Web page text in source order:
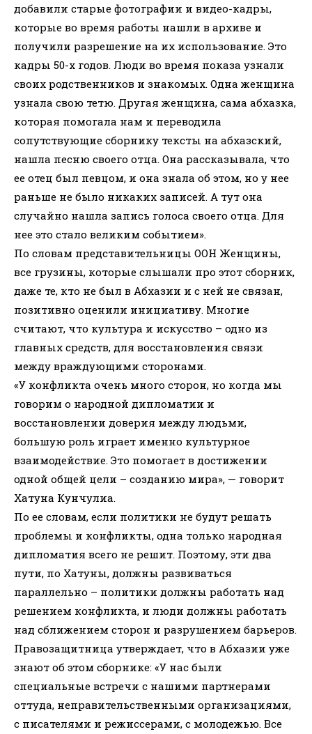
добавили старые фотографии и видео-кадры,
которые во время работы нашли в архиве и
получили разрешение на их использование. Это
кадры 50-х годов. Люди во время показа узнали
своих родственников и знакомых. Одна женщина
узнала свою тетю. Другая женщина, сама абхазка,
которая помогала нам и переводила
сопутствующие сборнику тексты на абхазский,
нашла песню своего отца. Она рассказывала, что
ее отец был певцом, и она знала об этом, но у нее
раньше не было никаких записей. А тут она
случайно нашла запись голоса своего отца. Для
нее это стало великим событием».
По словам представительницы ООН Женщины,
все грузины, которые слышали про этот сборник,
даже те, кто не был в Абхазии и с ней не связан,
позитивно оценили инициативу. Многие
считают, что культура и искусство – одно из
главных средств, для восстановления связи
между враждующими сторонами.
«У конфликта очень много сторон, но когда мы
говорим о народной дипломатии и
восстановлении доверия между людьми,
большую роль играет именно культурное
взаимодействие. Это помогает в достижении
одной общей цели – созданию мира», — говорит
Хатуна Кунчулиа.
По ее словам, если политики не будут решать
проблемы и конфликты, одна только народная
дипломатия всего не решит. Поэтому, эти два
пути, по Хатуны, должны развиваться
параллельно – политики должны работать над
решением конфликта, и люди должны работать
над сближением сторон и разрушением барьеров.
Правозащитница утверждает, что в Абхазии уже
знают об этом сборнике: «У нас были
специальные встречи с нашими партнерами
оттуда, неправительственными организациями,
с писателями и режиссерами, с молодежью. Все